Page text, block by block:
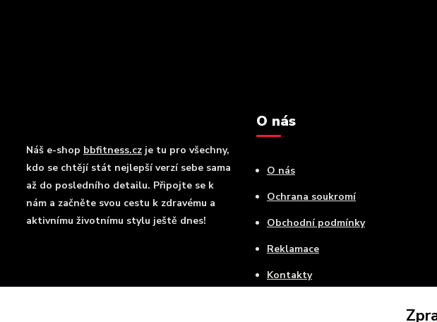
Náš e-shop bbfitness.cz je tu pro všechny,
kdo se chtějí stát nejlepší verzí sebe sama
až do posledního detailu. Připojte se k
nám a začněte svou cestu k zdravému a
aktivnímu životnímu stylu ještě dnes!
O nás
O nás
Ochrana soukromí
Obchodní podmínky
Reklamace
Kontakty